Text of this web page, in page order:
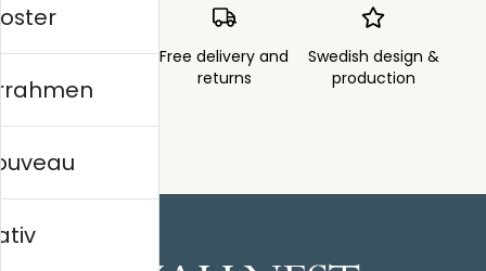
Order sent within Free delivery and
returns
Swedish design &
production